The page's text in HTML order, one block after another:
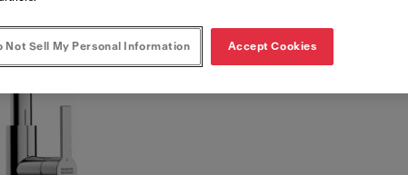
Not Sell My Personal Information Accept Cookies